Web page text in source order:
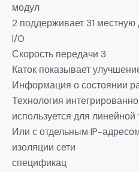
модул
2 поддерживает 31
I/O
Скорость передачи 3
Каток показывает
Информация о состоянии
Технология
используется для
Или с отдельным IP-
изоляции сети
спецификац